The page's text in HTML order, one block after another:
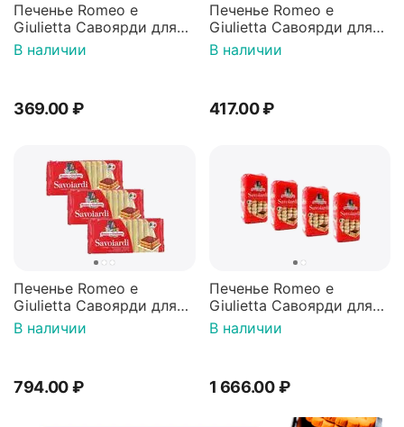
Печенье Romeo e
Giulietta Савоярди для
приготовления
Тирамису 200г
В наличии
369.00₽
Печенье Romeo e
Giulietta Савоярди для
приготовления
Тирамису двухцветное
В наличии
417.00₽
Печенье Romeo e
Giulietta Савоярди для
приготовления
Тирамису 200г*3штуки
В наличии
794.00₽
Печенье Romeo e
Giulietta Савоярди для
приготовления
Тирамису 400г*4штуки
В наличии
1 666.00 ₽